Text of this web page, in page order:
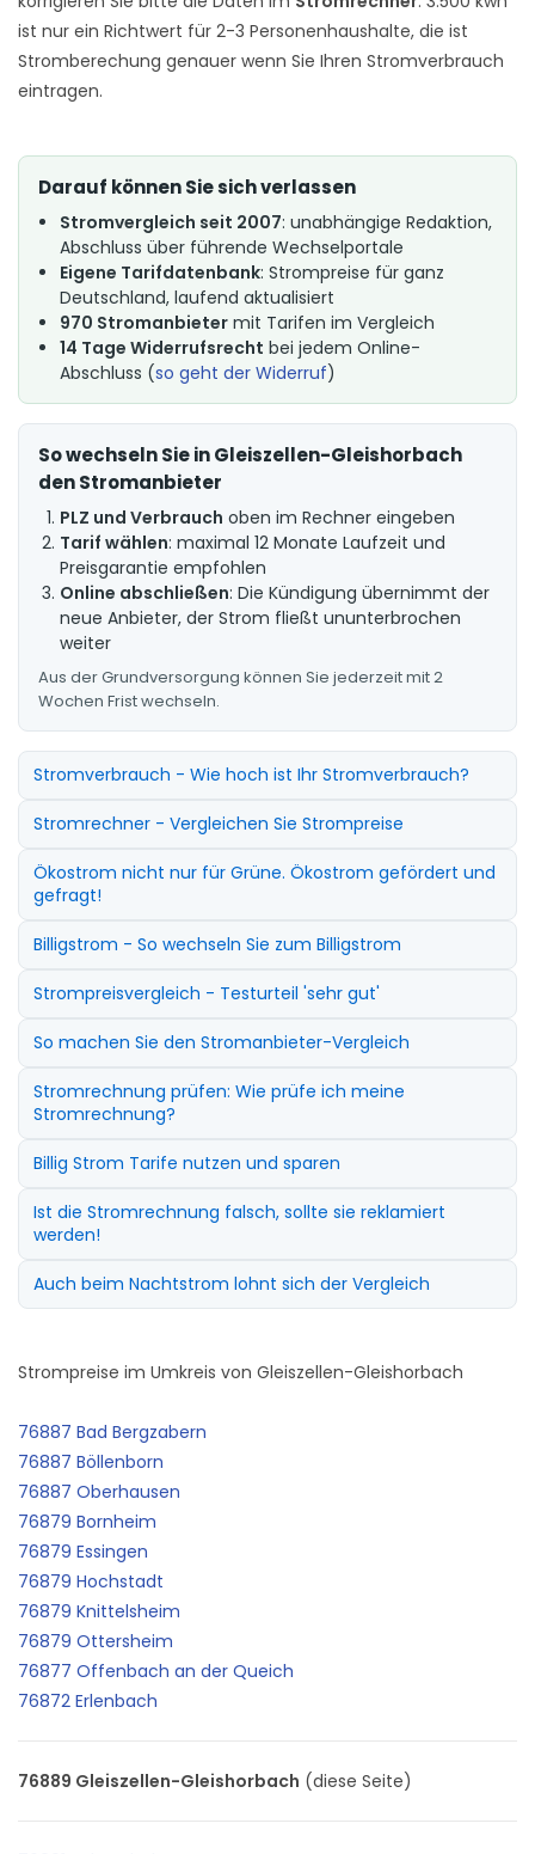
ist nur ein Richtwert für 2-3 Personenhaushalte, die ist
Stromberechung genauer wenn Sie Ihren Stromverbrauch
eintragen.
Darauf können Sie sich verlassen
Stromvergleich seit 2007: unabhängige Redaktion,
Abschluss über führende Wechselportale
Eigene Tarifdatenbank: Strompreise für ganz
Deutschland, laufend aktualisiert
970 Stromanbieter mit Tarifen im Vergleich
14 Tage Widerrufsrecht bei jedem Online-
Abschluss (so geht der Widerruf)
So wechseln Sie in Gleiszellen-Gleishorbach
den Stromanbieter
PLZ und Verbrauch oben im Rechner eingeben
Tarif wählen: maximal 12 Monate Laufzeit und
Preisgarantie empfohlen
Online abschließen: Die Kündigung übernimmt der
neue Anbieter, der Strom fließt ununterbrochen
weiter
Aus der Grundversorgung können Sie jederzeit mit 2
Wochen Frist wechseln.
Stromverbrauch - Wie hoch ist Ihr Stromverbrauch?
Stromrechner - Vergleichen Sie Strompreise
Ökostrom nicht nur für Grüne. Ökostrom gefördert und
gefragt!
Billigstrom - So wechseln Sie zum Billigstrom
Strompreisvergleich - Testurteil 'sehr gut'
So machen Sie den Stromanbieter-Vergleich
Stromrechnung prüfen: Wie prüfe ich meine
Stromrechnung?
Billig Strom Tarife nutzen und sparen
Ist die Stromrechnung falsch, sollte sie reklamiert
werden!
Auch beim Nachtstrom lohnt sich der Vergleich
Strompreise im Umkreis von Gleiszellen-Gleishorbach
76887 Bad Bergzabern
76887 Böllenborn
76887 Oberhausen
76879 Bornheim
76879 Essingen
76879 Hochstadt
76879 Knittelsheim
76879 Ottersheim
76877 Offenbach an der Queich
76872 Erlenbach
76889 Gleiszellen-Gleishorbach (diese Seite)